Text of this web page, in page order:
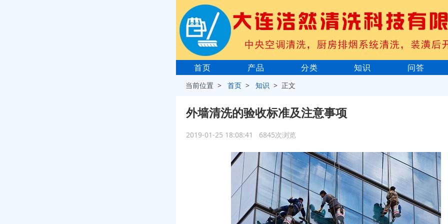
首页 产品 分类 知识 问答
当前位置 >首页 >知识 > 正文
外墙清洗的验收标准及注意事项
2019-01-25 18:08:41 6845次浏览